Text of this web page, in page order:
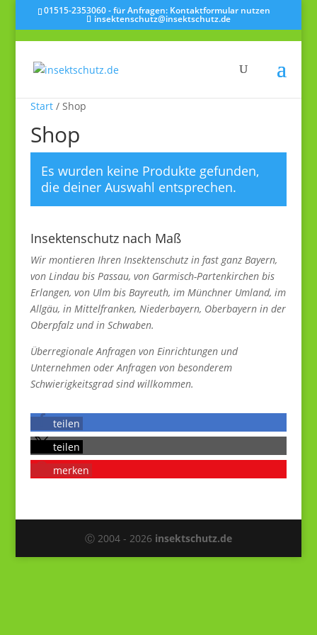
01515-2353060 - für Anfragen: Kontaktformular nutzen
insektenschutz@insektschutz.de
Start/ Shop
Shop
Es wurden keine Produkte gefunden,
die deiner Auswahl entsprechen.
Insektenschutz nach Maß
Wir montieren Ihren Insektenschutz in fast ganz Bayern,
von Lindau bis Passau, von Garmisch-Partenkirchen bis
Erlangen, von Ulm bis Bayreuth, im Münchner Umland, im
Allgäu, in Mittelfranken, Niederbayern, Oberbayern in der
Oberpfalz und in Schwaben.
Überregionale Anfragen von Einrichtungen und
Unternehmen oder Anfragen von besonderem
Schwierigkeitsgrad sind willkommen.
teilen
teilen
merken
Ⓒ 2004 - 2026 insektschutz.de